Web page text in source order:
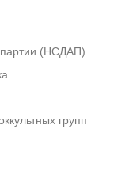
партии (НСДАП)
групп